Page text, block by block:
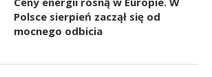
Polsce sierpień zaczął się od
mocnego odbicia